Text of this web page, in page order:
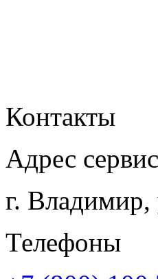
Контакты
Адрес
г.
Телефоны